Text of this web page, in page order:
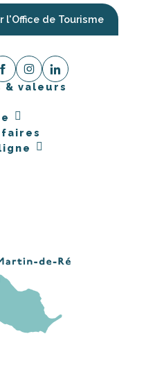
l'Office de Tourisme
& valeurs